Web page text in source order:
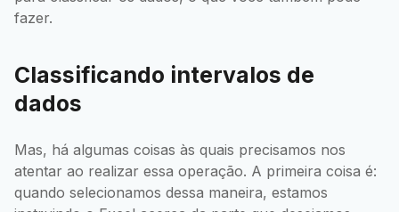
fazer.
Classificando intervalos de
dados
Mas, há algumas coisas às quais precisamos nos
atentar ao realizar essa operação. A primeira coisa é:
quando selecionamos dessa maneira, estamos